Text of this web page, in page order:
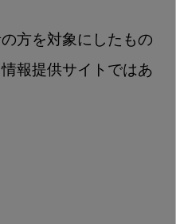
方を対象にしたもの
報提供サイトではあ